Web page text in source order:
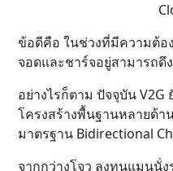
ข้อดีคือ ในช่วงที่มีความต้อ
จอดและชาร์จอยู่สามารถดึ
อย่างไรก็ตาม ปัจจุบัน V2G
โครงสร้างพื้นฐานหลายด้า
มาตรฐาน Bidirectional
จากกว่างโจว ลงทุนแมนนั่ง